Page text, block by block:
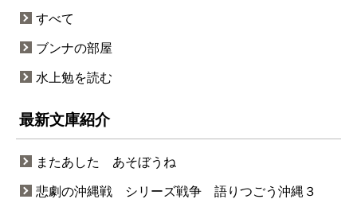
すべて
ブンナの部屋
水上勉を読む
最新文庫紹介
またあした あそぼうね
悲劇の沖縄戦 シリーズ戦争 語りつごう沖縄３